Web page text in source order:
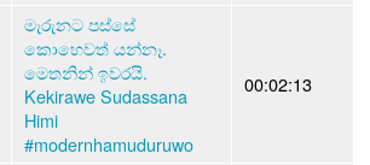
මැරුනට පස්සේ
කොහෙවත් යන්නෑ.
මෙතනින් ඉවරයි.
Kekirawe Sudassana
Himi
#modernhamuduruwo
00:02:13